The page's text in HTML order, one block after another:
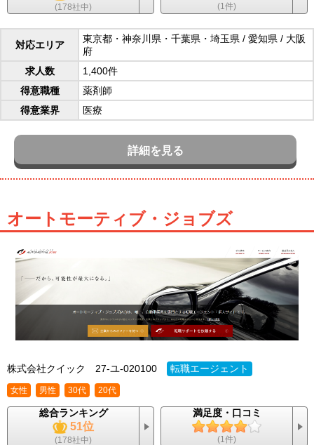
(178社中) (1件)
対応エリア
東京都・神奈川県・千葉県・埼玉県 / 愛知県 / 大阪
府
求人数
1,400件
得意職種
薬剤師
得意業界
医療
詳細を見る
オートモーティブ・ジョブズ
株式会社クイック 27-ユ-020100 転職エージェント
女性 男性 30代 20代
総合ランキング
51位
(178社中)
満足度・口コミ
(1件)